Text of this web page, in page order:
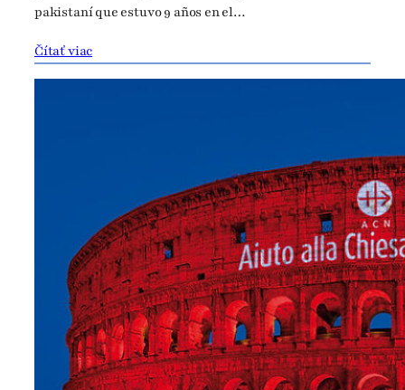
pakistaní que estuvo 9 años en el…
Čítať viac